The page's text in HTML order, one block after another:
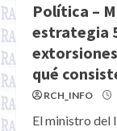
Política –
estrategia
qué
RCH_INFO
El ministro del